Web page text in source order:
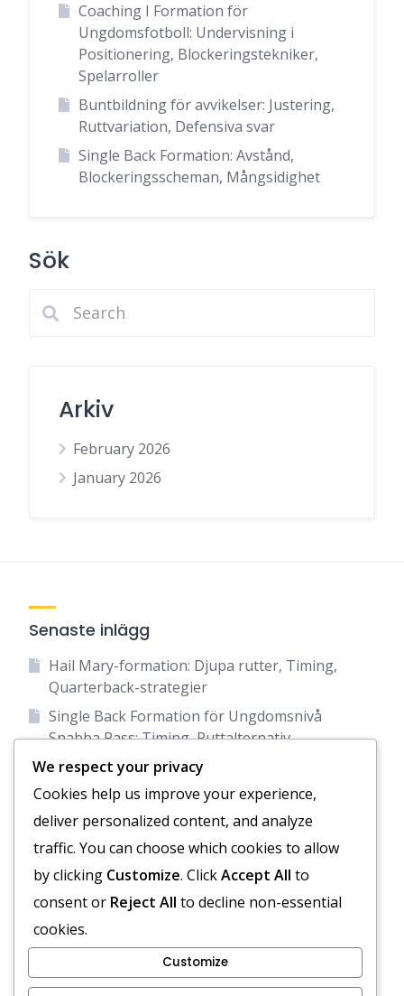
Coaching I Formation för
Ungdomsfotboll: Undervisning i
Positionering, Blockeringstekniker,
Spelarroller
Buntbildning för avvikelser: Justering,
Ruttvariation, Defensiva svar
Single Back Formation: Avstånd,
Blockeringsscheman, Mångsidighet
Sök
Arkiv
February 2026
January 2026
Senaste inlägg
Hail Mary-formation: Djupa rutter, Timing,
Quarterback-strategier
Single Back Formation för Ungdomsnivå
Snabba Pass: Timing, Ruttalternativ,
Quarterbackroller
Coaching I Formation för Ungdomsfotboll:
Undervisning i Positionering,
Blockeringstekniker, Spelarroller
Ruttvariation, Defensiva svar
Single Back Formation: Avstånd,
Blockeringsscheman, Mångsidighet
We respect your privacy
Cookies help us improve your experience,
deliver personalized content, and analyze
traffic. You can choose which cookies to allow
by clicking Customize. ClickAccept All to
consent or Reject All to decline non-essential
cookies.
Customize